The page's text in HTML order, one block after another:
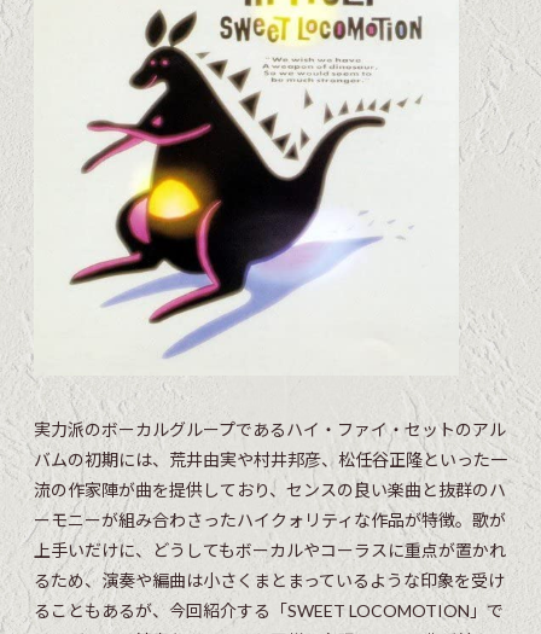
実力派のボーカルグループであるハイ・ファイ・セットのアル
バムの初期には、荒井由実や村井邦彦、松任谷正隆といった一
流の作家陣が曲を提供しており、センスの良い楽曲と抜群のハ
ーモニーが組み合わさったハイクォリティな作品が特徴。歌が
上手いだけに、どうしてもボーカルやコーラスに重点が置かれ
るため、演奏や編曲は小さくまとまっているような印象を受け
ることもあるが、今回紹介する「SWEET LOCOMOTION」で